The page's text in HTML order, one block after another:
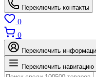
Переключить контакты
0
0
Переключить
Переключить навигацию